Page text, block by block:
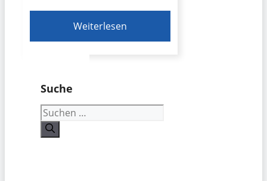
Weiterlesen
Suche
Suchen
nach: